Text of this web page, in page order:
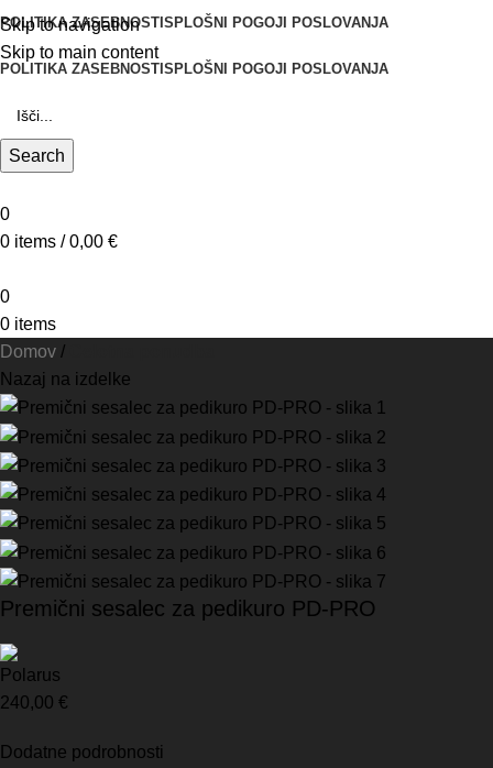
Skip to navigation
Skip to main content
POLITIKA ZASEBNOSTI SPLOŠNI POGOJI POSLOVANJA
POLITIKA ZASEBNOSTI SPLOŠNI POGOJI POSLOVANJA
Search
0
0 items / 0,00 €
0
0 items
Domov
Nazaj na izdelke
Premični sesalec za pedikuro PD-PRO
240,00 €
Dodatne podrobnosti